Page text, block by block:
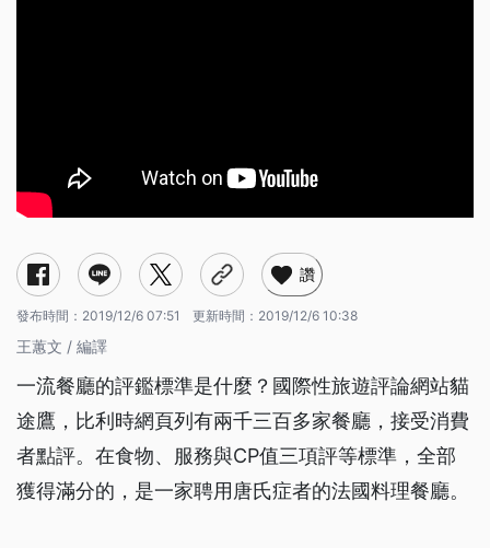
讚
發布時間： 2019/12/6 07:51 更新時間： 2019/12/6 10:38
王蕙文 / 編譯
一流餐廳的評鑑標準是什麼？國際性旅遊評論網站貓
途鷹，比利時網頁列有兩千三百多家餐廳，接受消費
者點評。在食物、服務與CP值三項評等標準，全部
獲得滿分的，是一家聘用唐氏症者的法國料理餐廳。